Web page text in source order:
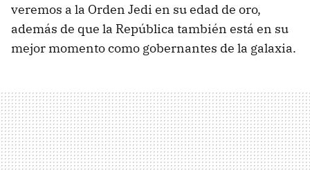
veremos a la Orden Jedi en su edad de oro,
además de que la República también está en su
mejor momento como gobernantes de la galaxia.